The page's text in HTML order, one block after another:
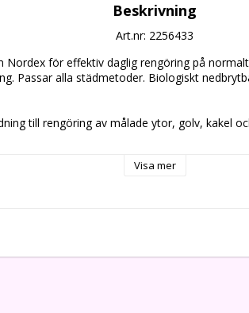
Beskrivning
Art.nr: 2256433
Nordex för effektiv daglig rengöring på
Passar alla städmetoder. Biologiskt
till rengöring av målade ytor, golv, kakel
Eftersköljning ej nödvändig. Visa mer